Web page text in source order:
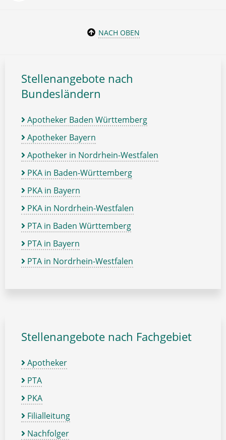
NACH OBEN
Stellenangebote nach
Bundesländern
Apotheker Baden Württemberg
Apotheker Bayern
Apotheker in Nordrhein-Westfalen
PKA in Baden-Württemberg
PKA in Bayern
PKA in Nordrhein-Westfalen
PTA in Baden Württemberg
PTA in Bayern
PTA in Nordrhein-Westfalen
Stellenangebote nach Fachgebiet
Apotheker
PTA
PKA
Filialleitung
Nachfolger